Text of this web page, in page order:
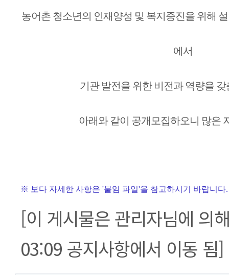
농어촌 청소년의 인재양성 및 복지증진을 위해
에서
기관 발전을 위한 비전과 역량을
아래와 같이 공개모집하오니 많은
※ 보다 자세한 사항은 '붙임 파일'을 참고하시기 바랍니다.
[이 게시물은 관리자님에 의
03:09 공지사항에서 이동 됨]